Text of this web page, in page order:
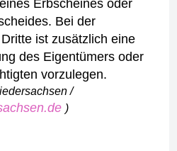
Erbscheines oder
Bei der
ist zusätzlich eine
des Eigentümers oder
vorzulegen.
/
)